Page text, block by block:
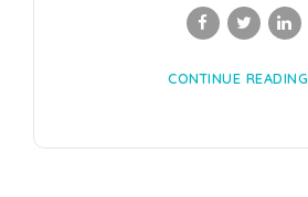
CONTINUE READING